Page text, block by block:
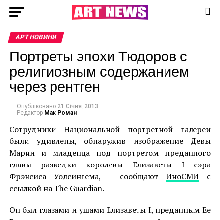
АРТ НОВИНИ
Портреты эпохи Тюдоров с
религиозным содержанием
через рентген
Опубліковано 21 Січня, 2013
Редактор Мак Роман
Сотрудники Национальной портретной галереи
были удивлены, обнаружив изображение Девы
Марии и младенца под портретом преданного
главы разведки королевы Елизаветы I сэра
Фрэнсиса Уолсингема, – сообщаютИноСМИ с
ссылкой на The Guardian.
Он был глазами и ушами Елизаветы I, преданным Ее